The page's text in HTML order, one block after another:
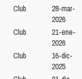
Club
28-mar-
2026
Club
21-ene-
2026
Club
16-dic-
2025